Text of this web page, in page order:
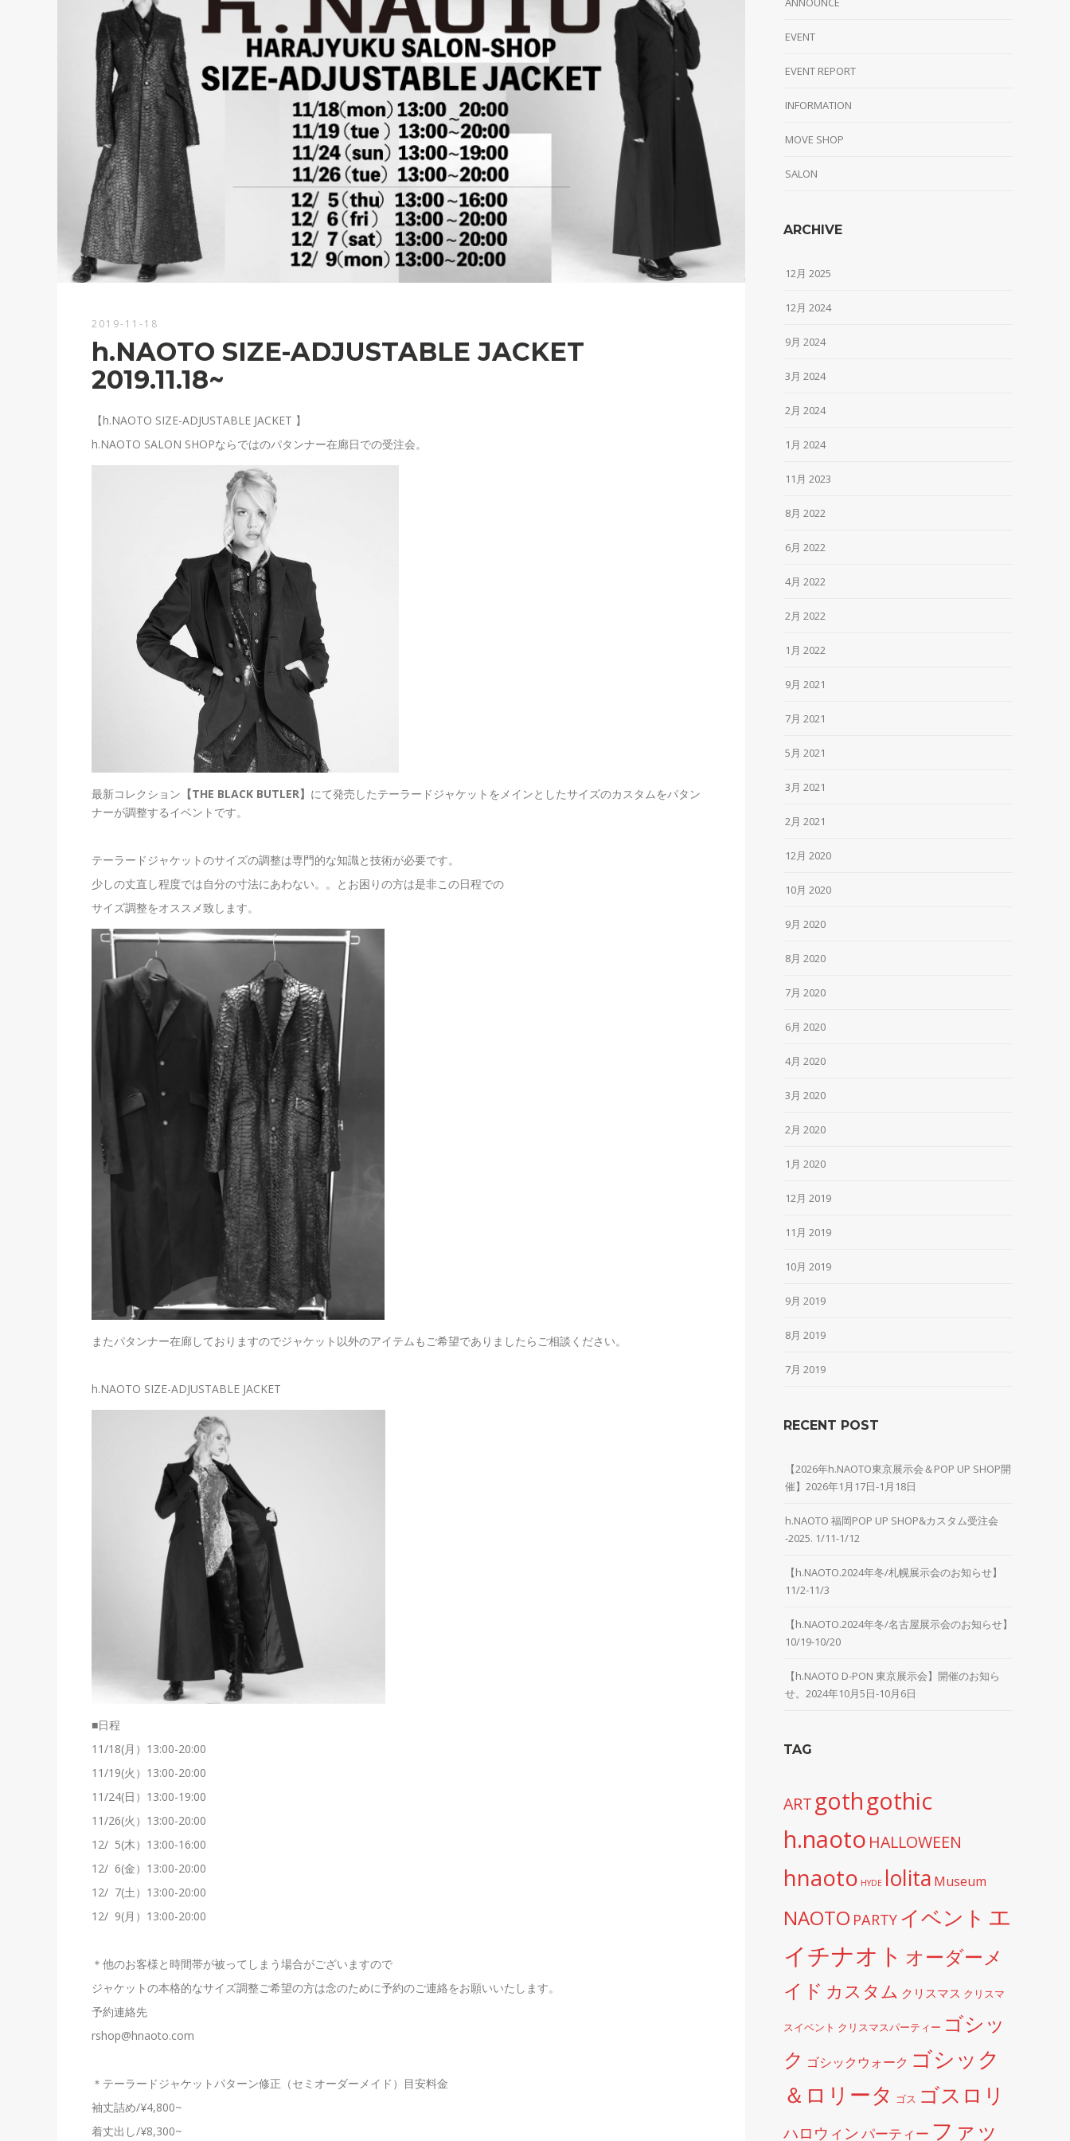
2019-11-18
h.NAOTO SIZE-ADJUSTABLE JACKET
2019.11.18~
【h.NAOTO SIZE-ADJUSTABLE JACKET 】
h.NAOTO SALON SHOPならではのパタンナー在廊日での受注会。
最新コレクション 【THE BLACK BUTLER】 にて発売したテーラードジャケットをメインとしたサイズのカスタムをパタン
ナーが調整するイベントです。
テーラードジャケットのサイズの調整は専門的な知識と技術が必要です。
少しの丈直し程度では自分の寸法にあわない。。とお困りの方は是非この日程での
サイズ調整をオススメ致します。
またパタンナー在廊しておりますのでジャケット以外のアイテムもご希望でありましたらご相談ください。
h.NAOTO SIZE-ADJUSTABLE JACKET
■日程
11/18(月）13:00-20:00
11/19(火）13:00-20:00
11/24(日）13:00-19:00
11/26(火）13:00-20:00
12/ 5(木）13:00-16:00
12/ 6(金）13:00-20:00
12/ 7(土）13:00-20:00
12/ 9(月）13:00-20:00
＊他のお客様と時間帯が被ってしまう場合がございますので
ジャケットの本格的なサイズ調整ご希望の方は念のために予約のご連絡をお願いいたします。
予約連絡先
rshop@hnaoto.com
＊テーラードジャケットパターン修正（セミオーダーメイド）目安料金
袖丈詰め/¥4,800~
着丈出し/¥8,300~
EVENT
EVENT REPORT
INFORMATION
MOVE SHOP
SALON
ARCHIVE
12月 2025
12月 2024
9月 2024
3月 2024
2月 2024
1月 2024
11月 2023
8月 2022
6月 2022
4月 2022
2月 2022
1月 2022
9月 2021
7月 2021
5月 2021
3月 2021
2月 2021
12月 2020
10月 2020
9月 2020
8月 2020
7月 2020
6月 2020
4月 2020
3月 2020
2月 2020
1月 2020
12月 2019
11月 2019
10月 2019
9月 2019
8月 2019
7月 2019
RECENT POST
【2026年h.NAOTO東京展示会＆POP UP SHOP開
催】2026年1月17日-1月18日
h.NAOTO 福岡POP UP SHOP&カスタム受注会
-2025. 1/11-1/12
【h.NAOTO.2024年冬/札幌展示会のお知らせ】
11/2-11/3
【h.NAOTO.2024年冬/名古屋展示会のお知らせ】
10/19-10/20
【h.NAOTO D-PON 東京展示会】開催のお知ら
せ。2024年10月5日-10月6日
TAG
ART gothgothic
h.naoto HALLOWEEN
hnaoto HYDE lolita Museum
NAOTO PARTY イベント エ
イチナオト オーダーメ
イド カスタム クリスマス クリスマ
スイベント クリスマスパーティー ゴシッ
ク ゴシックウォーク ゴシック
＆ロリータ ゴス ゴスロリ
ハロウィンパーティー ファッ